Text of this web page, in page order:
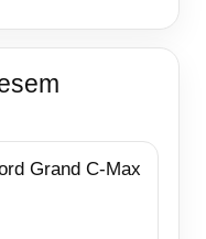
Grand C-Max